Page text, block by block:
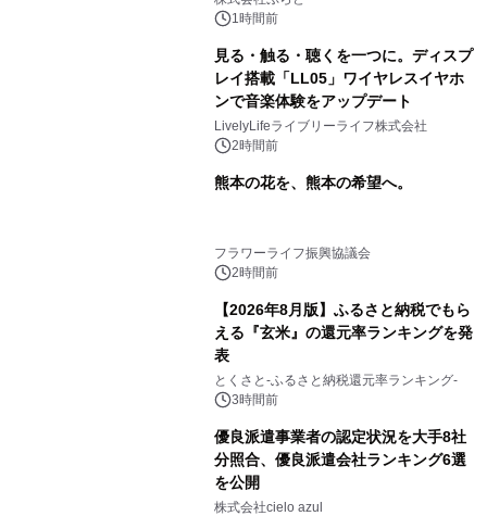
スの2施設で
1時間前
見る・触る・聴くを一つに。ディスプ
レイ搭載「LL05」ワイヤレスイヤホ
ンで音楽体験をアップデート
LivelyLifeライブリーライフ株式会社
2時間前
熊本の花を、熊本の希望へ。
フラワーライフ振興協議会
2時間前
【2026年8月版】ふるさと納税でもら
える『玄米』の還元率ランキングを発
表
とくさと-ふるさと納税還元率ランキング-
3時間前
優良派遣事業者の認定状況を大手8社
分照合、優良派遣会社ランキング6選
を公開
株式会社cielo azul